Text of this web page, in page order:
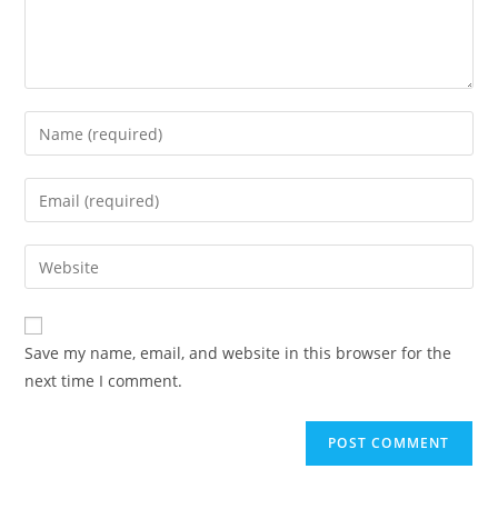
Enter
your
name
comment
Enter
your
email
address
comment
Enter
your
website
URL
(optional)
Save my name, email, and website in this browser for the
next time I comment.